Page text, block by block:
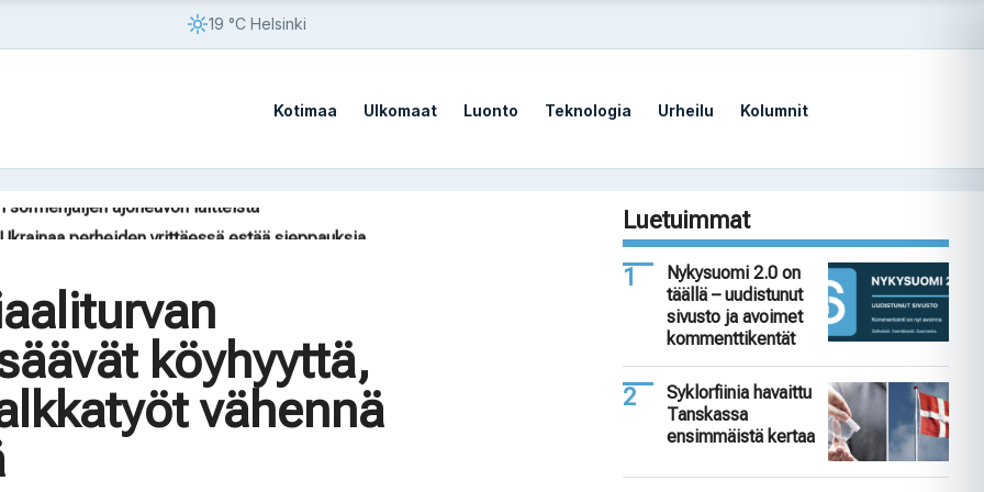
19 °C Helsinki
Kotimaa Ulkomaat Luonto Teknologia Urheilu Kolumnit
perheiden yrittäessä estää sieppauksia
sormenjäljen ajoneuvon laitteistaköyhyyttä,
vähennä
Luetuimmat
Nykysuomi 2.0 on
täällä – uudistunut
sivusto ja avoimet
kommenttikentät
Syklorfiinia havaittu
Tanskassa
ensimmäistä kertaa